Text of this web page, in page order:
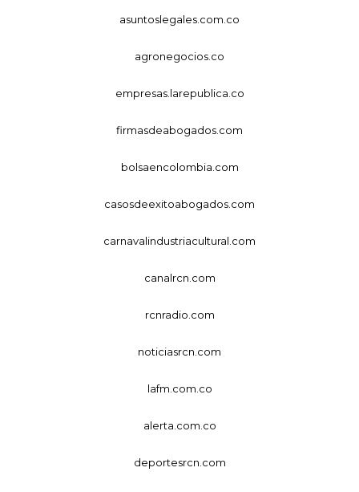
asuntoslegales.com.co
agronegocios.co
empresas.larepublica.co
firmasdeabogados.com
bolsaencolombia.com
casosdeexitoabogados.com
carnavalindustriacultural.com
canalrcn.com
rcnradio.com
noticiasrcn.com
lafm.com.co
alerta.com.co
deportesrcn.com